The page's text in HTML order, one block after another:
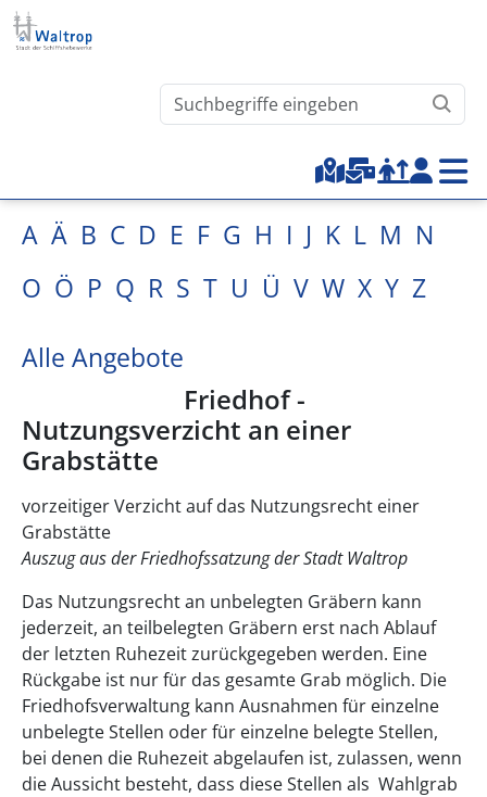
Direkt zum Inhalt
Waltrop.de durchsuchen
Top-Menu
A Ä B C D E F G H I J K L M N
O Ö P Q R S T U Ü V W X Y Z
Alle Angebote
Friedhof -
Nutzungsverzicht an einer
Grabstätte
vorzeitiger Verzicht auf das Nutzungsrecht einer
Grabstätte
Auszug aus der Friedhofssatzung der Stadt Waltrop
Das Nutzungsrecht an unbelegten Gräbern kann
jederzeit, an teilbelegten Gräbern erst nach Ablauf
der letzten Ruhezeit zurückgegeben werden. Eine
Rückgabe ist nur für das gesamte Grab möglich. Die
Friedhofsverwaltung kann Ausnahmen für einzelne
unbelegte Stellen oder für einzelne belegte Stellen,
bei denen die Ruhezeit abgelaufen ist, zulassen, wenn
die Aussicht besteht, dass diese Stellen als Wahlgrab